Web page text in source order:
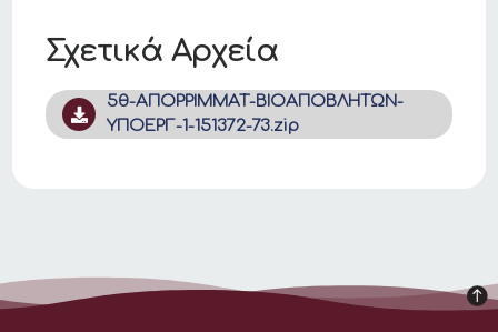
Σχετικά Αρχεία
5θ-ΑΠΟΡΡΙΜΜΑΤ-ΒΙΟΑΠΟΒΛΗΤΩΝ-
ΥΠΟΕΡΓ-1-151372-73.zip